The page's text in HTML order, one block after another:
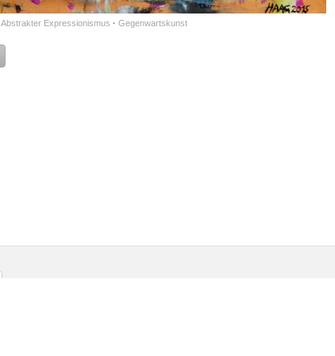
Abstrakter Expressionismus · Gegenwartskunst